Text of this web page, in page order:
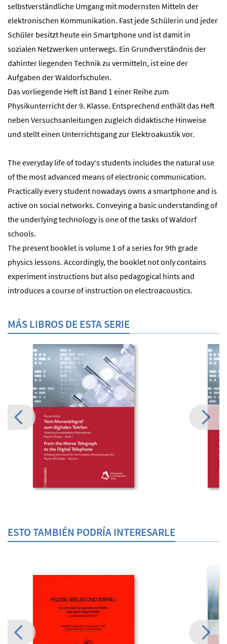
selbstverständliche Umgang mit modernsten Mitteln der
elektronischen Kommunikation. Fast jede Schülerin und jeder
Schüler besitzt heute ein Smartphone und ist damit in
sozialen Netzwerken unterwegs. Ein Grundverständnis der
dahinter liegenden Technik zu vermitteln, ist eine der
Aufgaben der Waldorfschulen.
Das vorliegende Heft ist Band 1 einer Reihe zum
Physikunterricht der 9. Klasse. Entsprechend enthält das Heft
neben Versuchsanleitungen zugleich didaktische Hinweise
und stellt einen Unterrichtsgang zur Elektroakustik vor.
The everyday life of today‘s students includes the natural use
of the most advanced means of electronic communication.
Practically every student nowadays owns a smartphone and is
active on social networks. Conveying a basic understanding of
the underlying technology is one of the tasks of Waldorf
schools.
The present booklet is volume 1 of a series for 9th grade
physics lessons. Accordingly, the booklet not only contains
experiment instructions but also pedagogical hints and
introduces a course of instruction on electroacoustics.
MÁS LIBROS DE ESTA SERIE
ESTO TAMBIÉN PODRÍA INTERESARLE